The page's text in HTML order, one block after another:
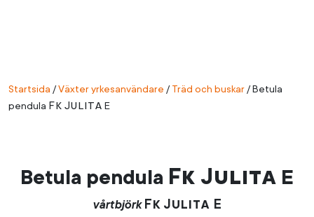
Startsida /Växter yrkesanvändare /Träd och buskar/Betula
pendula Fk Julita E
Betula pendula Fk Julita E
vårtbjörk Fk Julita E